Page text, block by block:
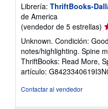
Librería: ThriftBooks-
de America
(vendedor de 5 estrellas)
del
5
5
Unknown. Condición:
notes/highlighting. Spine
ThriftBooks: Read More,
artículo:
Contactar al vendedor